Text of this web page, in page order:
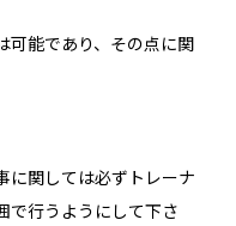
可能であり、その点に関
に関しては必ずトレーナ
で行うようにして下さ